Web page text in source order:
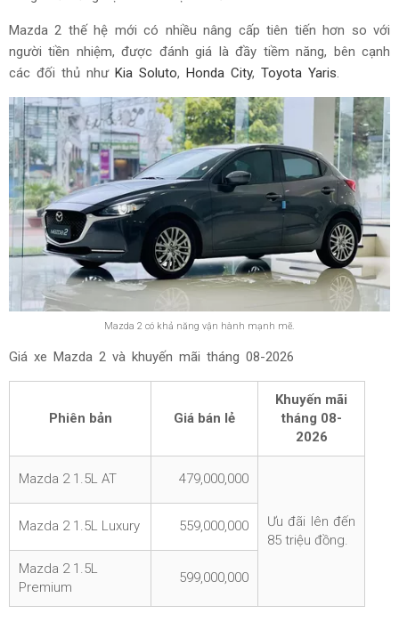
Mazda 2 thế hệ mới có nhiều nâng cấp tiên tiến hơn so với
người tiền nhiệm, được đánh giá là đầy tiềm năng, bên cạnh
các đối thủ như Kia Soluto, Honda City, Toyota Yaris.
Mazda 2 có khả năng vận hành mạnh mẽ.
Giá xe Mazda 2 và khuyến mãi tháng 08-2026
Phiên bản Giá bán lẻ
Khuyến mãi
tháng 08-
2026
Mazda 2 1.5L AT 479,000,000
Ưu đãi lên đến
85 triệu đồng.
Mazda 2 1.5L Luxury 559,000,000
Mazda 2 1.5L
Premium
599,000,000